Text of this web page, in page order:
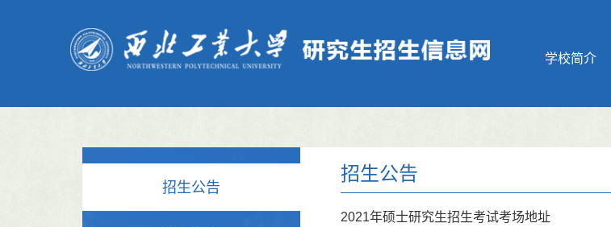
学校简介
招生公告
招生公告
2021年硕士研究生招生考试考场地址